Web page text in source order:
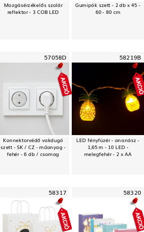
Mozgásérzékelős szolár
reflektor - 3 COB LED
Gumipók szett - 2 db x 45 -
60 - 80 cm
57058D
Konnektorvédő vakdugó
szett - SK / CZ - műanyag -
fehér - 6 db / csomag
58219B
LED fényfüzér - ananász -
1,65 m - 10 LED -
melegfehér - 2 x AA
58317 58320